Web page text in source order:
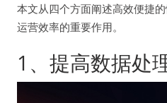
本文从四个方面阐述高效便捷
运营效率的重要作用。
1、提高数据处